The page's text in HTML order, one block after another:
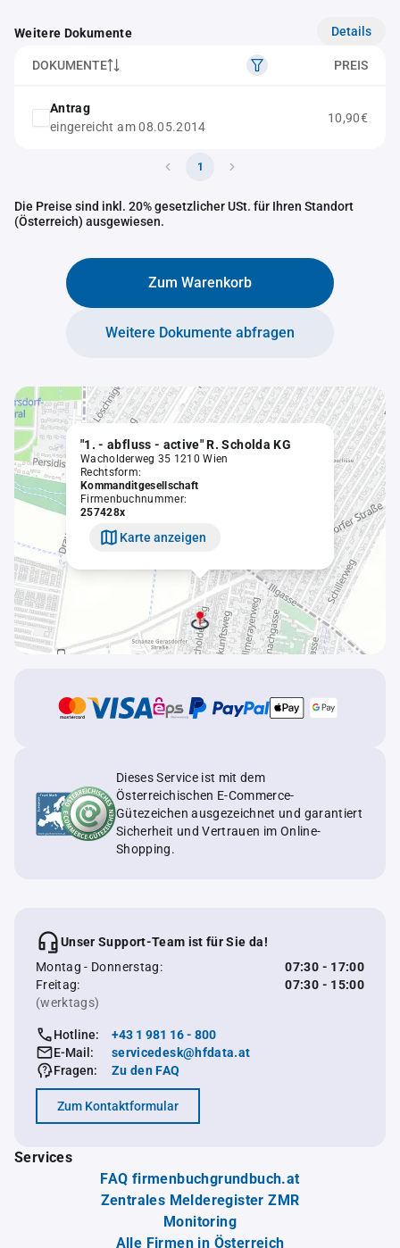
Weitere Dokumente Details
DOKUMENTE PREIS
Antrag
eingereicht am 08.05.2014
10,90€
1
Die Preise sind inkl. 20% gesetzlicher USt. für Ihren Standort
(Österreich) ausgewiesen.
Zum Warenkorb
Weitere Dokumente abfragen
"1. - abfluss - active" R. Scholda KG
Wacholderweg 35 1210 Wien
Rechtsform:
Kommanditgesellschaft
Firmenbuchnummer:
257428x
Karte anzeigen
Dieses Service ist mit dem
Österreichischen E-Commerce-
Gütezeichen ausgezeichnet und garantiert
Sicherheit und Vertrauen im Online-
Shopping.
Unser Support-Team ist für Sie da!
Montag - Donnerstag:
07:30 - 17:00
Freitag:
07:30 - 15:00
(werktags)
Hotline:
+43 1 981 16 - 800
E-Mail:
servicedesk@hfdata.at
Fragen:
Zu den FAQ
Zum Kontaktformular
Services
FAQ firmenbuchgrundbuch.at
Zentrales Melderegister ZMR
Monitoring
Alle Firmen in Österreich